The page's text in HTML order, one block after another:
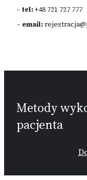
– tel:+48 721 727 777
– email:
Metody
pacjenta